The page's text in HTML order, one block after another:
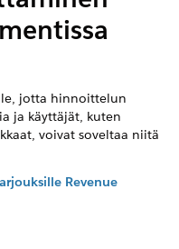
jotta hinnoittelun
ja käyttäjät, kuten
voivat soveltaa niitä
Revenue